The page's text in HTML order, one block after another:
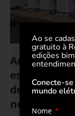
espaço no
de
negócio
Ao se
gratuito à
edições
Conecte-
mundo
Nome